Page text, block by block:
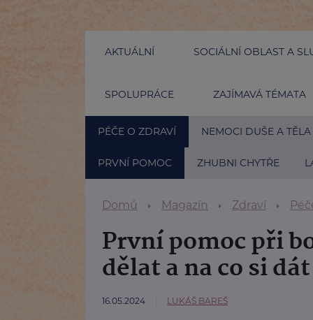
AKTUÁLNÍ SOCIÁLNÍ OBLAST A
SPOLUPRÁCE ZAJÍMAVÁ TÉMATA
PÉČE O ZDRAVÍ NEMOCI DUŠE A TĚLA
PRVNÍ POMOC ZHUBNI CHYTŘE
Domů Magazín Zdraví
První pomoc při
dělat a na co si
16.05.2024 LUKÁŠ BAREŠ